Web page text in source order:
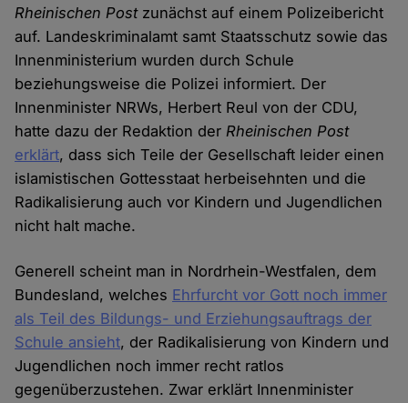
Rheinischen Postzunächst auf einem Polizeibericht
auf. Landeskriminalamt samt Staatsschutz sowie das
Innenministerium wurden durch Schule
beziehungsweise die Polizei informiert. Der
Innenminister NRWs, Herbert Reul von der CDU,
hatte dazu der Redaktion derRheinischen Post
erklärt, dass sich Teile der Gesellschaft leider einen
islamistischen Gottesstaat herbeisehnten und die
Radikalisierung auch vor Kindern und Jugendlichen
nicht halt mache.
Generell scheint man in Nordrhein-Westfalen, dem
Bundesland, welches Ehrfurcht vor Gott noch immer
als Teil des Bildungs- und Erziehungsauftrags der
Schule ansieht, der Radikalisierung von Kindern und
Jugendlichen noch immer recht ratlos
gegenüberzustehen. Zwar erklärt Innenminister